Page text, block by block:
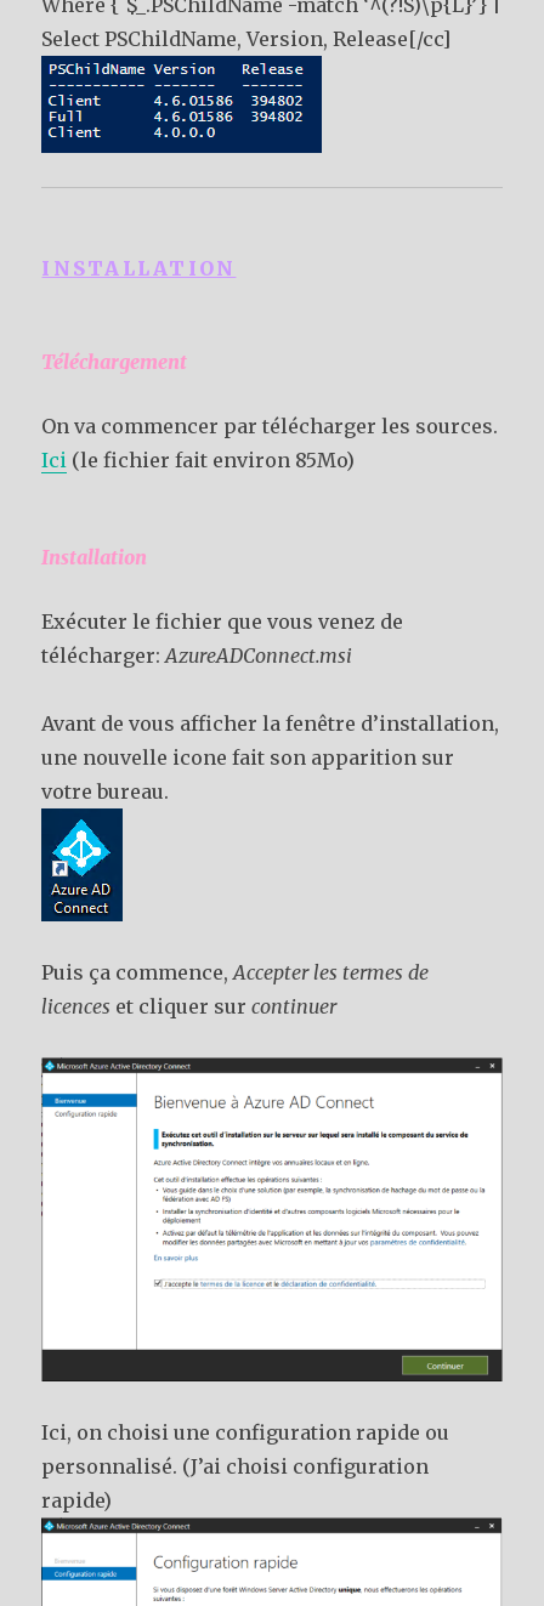
Where { $_.PSChildName -match ‘^(?!S)\p{L}’} |
Select PSChildName, Version, Release[/cc]
INSTALLATION
Téléchargement
On va commencer par télécharger les sources.
Ici (le fichier fait environ 85Mo)
Installation
Exécuter le fichier que vous venez de
télécharger:AzureADConnect.msi
Avant de vous afficher la fenêtre d’installation,
une nouvelle icone fait son apparition sur
votre bureau.
Puis ça commence,Accepter les termes de
licences et cliquer surcontinuer
Ici, on choisi une configuration rapide ou
personnalisé. (J’ai choisi configuration
rapide)